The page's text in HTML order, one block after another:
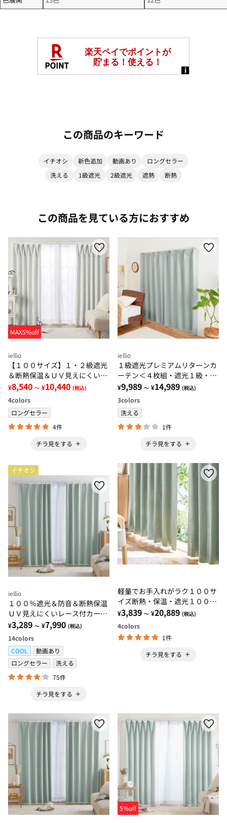
この商品のキーワード
イチオシ 新色追加 動画あり
ロングセラー
洗える
1級遮光 2級遮光 遮熱 断熱
この商品を見ている方におすすめ
MAX5%off
iellio
【１００サイズ】１・２級遮光
＆断熱保温＆ＵＶ見えにくいレ
ース付カーテンセット＜イージ
ーオーダー・無地・新生活・ホ
ワイト＞
¥8,540 ～ ¥10,440 (税込)
4colors
ロングセラー
4件
チラ見をする
iellio
１級遮光プレミアムリターンカ
ーテン＜４枚組・遮光１級・無
地・洗える・形状記憶加工・新
生活・イージーオーダー＞
¥9,989 ～ ¥14,989 (税込)
3colors
洗える
1件
チラ見をする
イチオシ
iellio
１００％遮光＆防音＆断熱保温
ＵＶ見えにくいレース付カーテ
ンセット＜４枚組・遮光１級・
無地・洗える・形状記憶＞
¥3,289 ～ ¥7,990 (税込)
14colors
COOL
動画あり
ロングセラー
洗える
75件
チラ見をする
軽量でお手入れがラク１００サ
イズ断熱・保温・遮光１００％
カーテン
¥3,839 ～ ¥20,889 (税込)
4colors
1件
チラ見をする
5%off